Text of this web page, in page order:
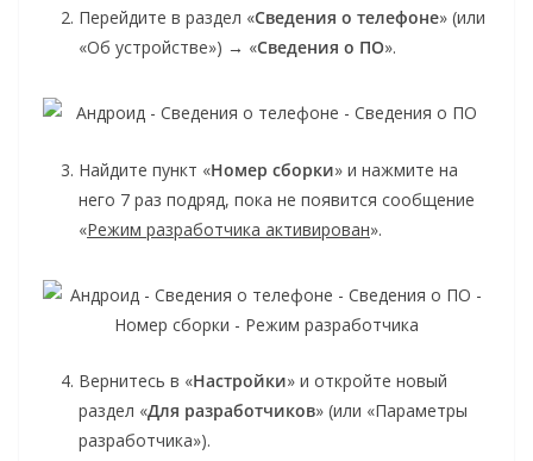
Перейдите в раздел «Сведения о телефоне» (или
«Об устройстве») → «Сведения о ПО».
Найдите пункт «Номер сборки» и нажмите на
него 7 раз подряд, пока не появится сообщение
«Режим разработчика активирован».
Вернитесь в «Настройки» и откройте новый
раздел «Для разработчиков» (или «Параметры
разработчика»).